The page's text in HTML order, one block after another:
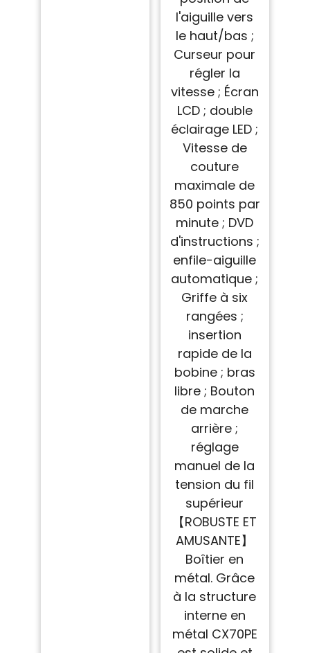
l'aiguille vers
le haut/bas ;
Curseur pour
régler la
vitesse ; Écran
LCD ; double
éclairage LED ;
Vitesse de
couture
maximale de
850 points par
minute ; DVD
d'instructions ;
enfile-aiguille
automatique ;
Griffe à six
rangées ;
insertion
rapide de la
bobine ; bras
libre ; Bouton
de marche
arrière ;
réglage
manuel de la
tension du fil
supérieur
【ROBUSTE ET
AMUSANTE】
Boîtier en
métal. Grâce
à la structure
interne en
métal CX70PE